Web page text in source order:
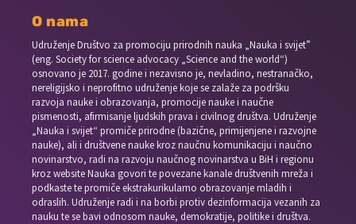
O nama
Udruženje Društvo za promociju prirodnih nauka „Nauka i svijet”
(eng. Society for science advocacy „Science and the world“)
osnovano je 2017. godine i nezavisno je, nevladino, nestranačko,
nereligijsko i neprofitno udruženje koje se zalaže za podršku
razvoja nauke i obrazovanja, promocije nauke i naučne
pismenosti, afirmisanje ljudskih prava i civilnog društva. Udruženje
„Nauka i svijet“ promiče prirodne (bazične, primijenjene i razvojne
nauke), ali i društvene nauke kroz naučnu komunikaciju i naučno
novinarstvo, radi na razvoju naučnog novinarstva u BiH i regionu
kroz website Nauka govori te povezane kanale društvenih mreža i
podkaste te promiče ekstrakurikularno obrazovanje mladih i
odraslih. Udruženje radi i na borbi protiv dezinformacija vezanih za
nauku te se bavi odnosom nauke, demokratije, politike i društva.